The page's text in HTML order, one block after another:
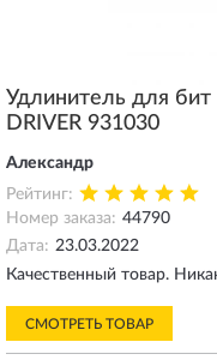
Удлинитель для бит
DRIVER 931030
Александр
Рейтинг:
Номер заказа: 44790
Дата: 23.03.2022
Качественный товар.
СМОТРЕТЬ ТОВАР